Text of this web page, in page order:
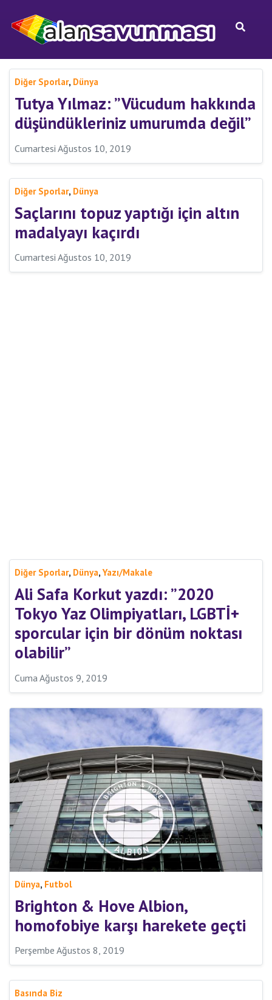
Diğer Sporlar, Dünya
Tutya Yılmaz: ”Vücudum hakkında
düşündükleriniz umurumda değil”
Cumartesi Ağustos 10, 2019
Diğer Sporlar, Dünya
Saçlarını topuz yaptığı için altın
madalyayı kaçırdı
Cumartesi Ağustos 10, 2019
Diğer Sporlar, Dünya,Yazı/Makale
Ali Safa Korkut yazdı: ”2020
Tokyo Yaz Olimpiyatları, LGBTİ+
sporcular için bir dönüm noktası
olabilir”
Cuma Ağustos 9, 2019
Dünya, Futbol
Brighton & Hove Albion,
homofobiye karşı harekete geçti
Perşembe Ağustos 8, 2019
Basında Biz